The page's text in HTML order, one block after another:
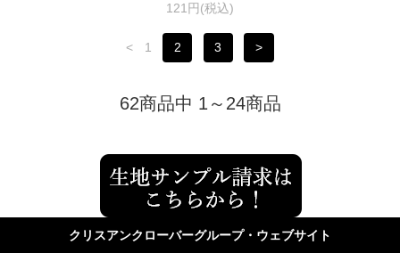
121円(税込)
< 1 2 3 >
62商品中 1～24商品
クリスアンクローバーグループ・ウェブサイト